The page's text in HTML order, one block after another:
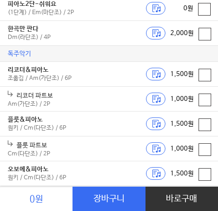
피아노2단-쉬워요
(1단계) / Em(마단조) / 2P
0원
한곡만 판다
Dm(라단조) / 4P
2,000원
독주악기
리코더&피아노
조옮김 / Am(가단조) / 6P
1,500원
리코더 파트보
Am(가단조) / 2P
1,000원
플룻&피아노
원키 / Cm(다단조) / 6P
1,500원
플룻 파트보
Cm(다단조) / 2P
1,000원
오보에&피아노
원키 / Cm(다단조) / 6P
1,500원
오보에 파트보
Cm(다단조) / 2P
1,000원
0원 장바구니 바로구매